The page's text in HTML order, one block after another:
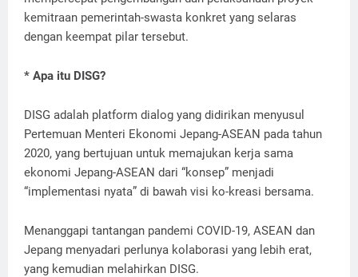
kemitraan pemerintah-swasta konkret yang selaras
dengan keempat pilar tersebut.
* Apa itu DISG?
DISG adalah platform dialog yang didirikan menyusul
Pertemuan Menteri Ekonomi Jepang-ASEAN pada tahun
2020, yang bertujuan untuk memajukan kerja sama
ekonomi Jepang-ASEAN dari “konsep” menjadi
“implementasi nyata” di bawah visi ko-kreasi bersama.
Menanggapi tantangan pandemi COVID-19, ASEAN dan
Jepang menyadari perlunya kolaborasi yang lebih erat,
yang kemudian melahirkan DISG.